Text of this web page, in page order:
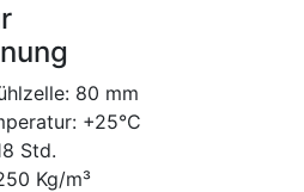
80 mm
+25°C
Std.
Kg/m³